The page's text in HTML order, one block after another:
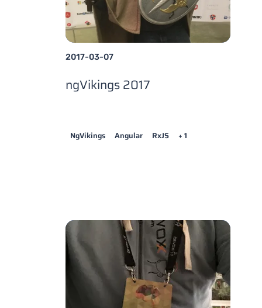
2017-03-07
ngVikings 2017
NgVikings Angular RxJS + 1